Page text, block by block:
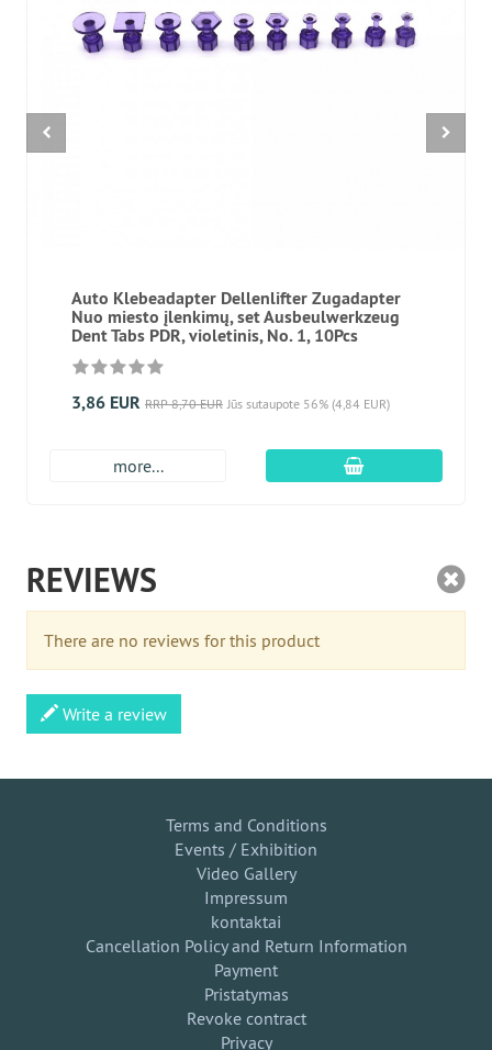
Auto Klebeadapter Dellenlifter Zugadapter
Nuo miesto įlenkimų, set Ausbeulwerkzeug
Dent Tabs PDR, violetinis, No. 1, 10Pcs
3,86 EUR RRP 8,70 EUR Jūs sutaupote 56% (4,84 EUR)
more... Įdėti į krepšį
REVIEWS
There are no reviews for this product
Write a review
Terms and Conditions
Events / Exhibition
Video Gallery
Impressum
kontaktai
Cancellation Policy and Return Information
Payment
Pristatymas
Revoke contract
Privacy